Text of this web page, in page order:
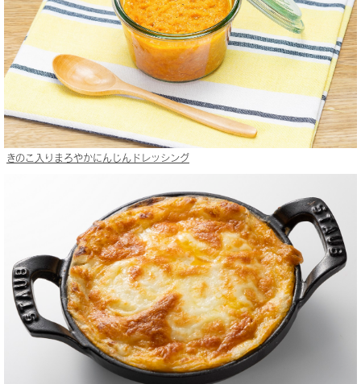
きのこ入りまろやかにんじんドレッシング